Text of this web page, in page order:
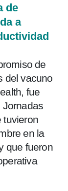
de
a
de
del vacuno
fue
Jornadas
tuvieron
en la
que fueron